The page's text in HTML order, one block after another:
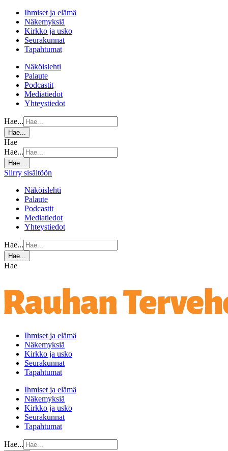
Ihmiset ja elämä
Näkemyksiä
Kirkko ja usko
Seurakunnat
Tapahtumat
Näköislehti
Palaute
Podcastit
Mediatiedot
Yhteystiedot
Hae...
Hae...
Hae
Hae...
Hae...
Siirry sisältöön
Näköislehti
Palaute
Podcastit
Mediatiedot
Yhteystiedot
Hae...
Hae...
Hae
Ihmiset ja elämä
Näkemyksiä
Kirkko ja usko
Seurakunnat
Tapahtumat
Ihmiset ja elämä
Näkemyksiä
Kirkko ja usko
Seurakunnat
Tapahtumat
Hae...